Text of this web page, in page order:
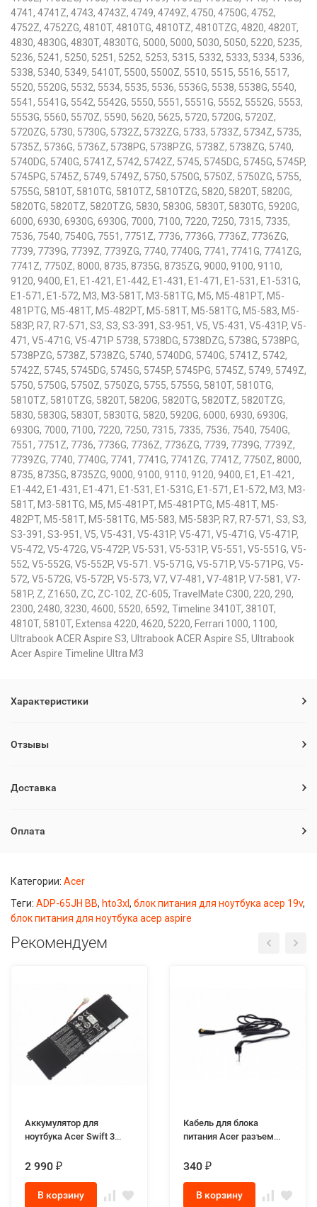
4741, 4741Z, 4743, 4743Z, 4749, 4749Z, 4750, 4750G, 4752,
4752Z, 4752ZG, 4810T, 4810TG, 4810TZ, 4810TZG, 4820, 4820T,
4830, 4830G, 4830T, 4830TG, 5000, 5000, 5030, 5050, 5220, 5235,
5236, 5241, 5250, 5251, 5252, 5253, 5315, 5332, 5333, 5334, 5336,
5338, 5340, 5349, 5410T, 5500, 5500Z, 5510, 5515, 5516, 5517,
5520, 5520G, 5532, 5534, 5535, 5536, 5536G, 5538, 5538G, 5540,
5541, 5541G, 5542, 5542G, 5550, 5551, 5551G, 5552, 5552G, 5553,
5553G, 5560, 5570Z, 5590, 5620, 5625, 5720, 5720G, 5720Z,
5720ZG, 5730, 5730G, 5732Z, 5732ZG, 5733, 5733Z, 5734Z, 5735,
5735Z, 5736G, 5736Z, 5738PG, 5738PZG, 5738Z, 5738ZG, 5740,
5740DG, 5740G, 5741Z, 5742, 5742Z, 5745, 5745DG, 5745G, 5745P,
5745PG, 5745Z, 5749, 5749Z, 5750, 5750G, 5750Z, 5750ZG, 5755,
5755G, 5810T, 5810TG, 5810TZ, 5810TZG, 5820, 5820T, 5820G,
5820TG, 5820TZ, 5820TZG, 5830, 5830G, 5830T, 5830TG, 5920G,
6000, 6930, 6930G, 6930G, 7000, 7100, 7220, 7250, 7315, 7335,
7536, 7540, 7540G, 7551, 7751Z, 7736, 7736G, 7736Z, 7736ZG,
7739, 7739G, 7739Z, 7739ZG, 7740, 7740G, 7741, 7741G, 7741ZG,
7741Z, 7750Z, 8000, 8735, 8735G, 8735ZG, 9000, 9100, 9110,
9120, 9400, E1, E1-421, E1-442, E1-431, E1-471, E1-531, E1-531G,
E1-571, E1-572, M3, M3-581T, M3-581TG, M5, M5-481PT, M5-
481PTG, M5-481T, M5-482PT, M5-581T, M5-581TG, M5-583, M5-
583P, R7, R7-571, S3, S3, S3-391, S3-951, V5, V5-431, V5-431P, V5-
471, V5-471G, V5-471P 5738, 5738DG, 5738DZG, 5738G, 5738PG,
5738PZG, 5738Z, 5738ZG, 5740, 5740DG, 5740G, 5741Z, 5742,
5742Z, 5745, 5745DG, 5745G, 5745P, 5745PG, 5745Z, 5749, 5749Z,
5750, 5750G, 5750Z, 5750ZG, 5755, 5755G, 5810T, 5810TG,
5810TZ, 5810TZG, 5820T, 5820G, 5820TG, 5820TZ, 5820TZG,
5830, 5830G, 5830T, 5830TG, 5820, 5920G, 6000, 6930, 6930G,
6930G, 7000, 7100, 7220, 7250, 7315, 7335, 7536, 7540, 7540G,
7551, 7751Z, 7736, 7736G, 7736Z, 7736ZG, 7739, 7739G, 7739Z,
7739ZG, 7740, 7740G, 7741, 7741G, 7741ZG, 7741Z, 7750Z, 8000,
8735, 8735G, 8735ZG, 9000, 9100, 9110, 9120, 9400, E1, E1-421,
E1-442, E1-431, E1-471, E1-531, E1-531G, E1-571, E1-572, M3, M3-
581T, M3-581TG, M5, M5-481PT, M5-481PTG, M5-481T, M5-
482PT, M5-581T, M5-581TG, M5-583, M5-583P, R7, R7-571, S3, S3,
S3-391, S3-951, V5, V5-431, V5-431P, V5-471, V5-471G, V5-471P,
V5-472, V5-472G, V5-472P, V5-531, V5-531P, V5-551, V5-551G, V5-
552, V5-552G, V5-552P, V5-571. V5-571G, V5-571P, V5-571PG, V5-
572, V5-572G, V5-572P, V5-573, V7, V7-481, V7-481P, V7-581, V7-
581P, Z, Z1650, ZC, ZC-102, ZC-605, TravelMate C300, 220, 290,
2300, 2480, 3230, 4600, 5520, 6592, Timeline 3410T, 3810T,
4810T, 5810T, Extensa 4220, 4620, 5220, Ferrari 1000, 1100,
Ultrabook ACER Aspire S3, Ultrabook ACER Aspire S5, Ultrabook
Acer Aspire Timeline Ultra M3
Характеристики
Отзывы
Доставка
Оплата
Категории: Acer
Теги: ADP-65JH BB, hto3xl, блок питания для ноутбука асер 19v,
блок питания для ноутбука асер aspire
Рекомендуем
Аккумулятор для
ноутбука Acer Swift 3
2 990 ₽
В корзину
Кабель для блока
питания Acer разъем
340 ₽
В корзину